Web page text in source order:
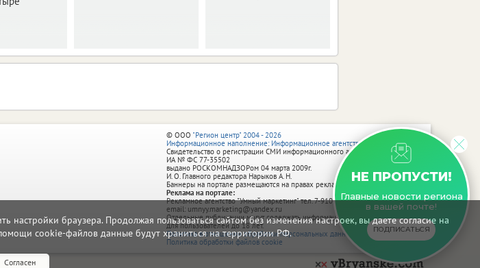
настройки браузера. Продолжая пользоваться сайтом без изменения настроек, вы даете согласие на
cookie-файлов данные будут храниться на территории РФ.
Согласен
НЕ ПРОПУСТИ!
Главные новости региона
в вашей почте!
ПОДПИСАТЬСЯ
© ООО "Регион центр" 2004 - 2026
Информационное наполнение: Информационное агентство vRossii.ru
Свидетельство о регистрации СМИ информационного агентства vRossii.ru
ИА № ФС 77‑35502
выдано РОСКОМНАДЗОРом 04 марта 2009г.
И. О. Главного редактора Нарыков А. Н.
Баннеры на портале размещаются на правах рекламы.
Реклама на портале:
Рекламное агентство "Умный маркетинг" тел. 7-910-267-70-40,
email: umnyy.marketing@yandex.ru
Отдельные публикации могут содержать информацию, не предназначенную
для пользователей до 18 лет.
Политика в отношении обработки персональных данных
Политика обработки файлов cookie